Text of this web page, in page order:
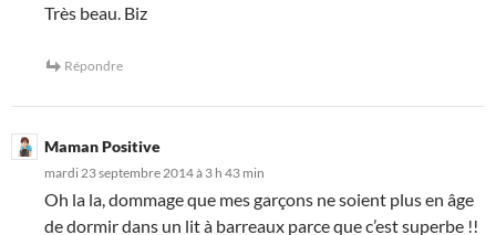
Très beau. Biz
Répondre
Maman Positive
mardi 23 septembre 2014 à 3 h 43 min
Oh la la, dommage que mes garçons ne soient plus en âge
de dormir dans un lit à barreaux parce que c’est superbe !!